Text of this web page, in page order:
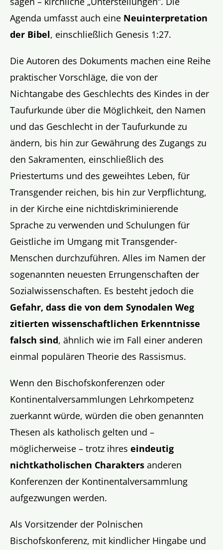
Agenda umfasst auch eine Neuinterpretation
der Bibel, einschließlich Genesis 1:27.
Die Autoren des Dokuments machen eine Reihe
praktischer Vorschläge, die von der
Nichtangabe des Geschlechts des Kindes in der
Taufurkunde über die Möglichkeit, den Namen
und das Geschlecht in der Taufurkunde zu
ändern, bis hin zur Gewährung des Zugangs zu
den Sakramenten, einschließlich des
Priestertums und des geweihtes Leben, für
Transgender reichen, bis hin zur Verpflichtung,
in der Kirche eine nichtdiskriminierende
Sprache zu verwenden und Schulungen für
Geistliche im Umgang mit Transgender-
Menschen durchzuführen. Alles im Namen der
sogenannten neuesten Errungenschaften der
Sozialwissenschaften. Es besteht jedoch die
Gefahr, dass die von dem Synodalen Weg
zitierten wissenschaftlichen Erkenntnisse
falsch sind, ähnlich wie im Fall einer anderen
einmal populären Theorie des Rassismus.
Wenn den Bischofskonferenzen oder
Kontinentalversammlungen Lehrkompetenz
zuerkannt würde, würden die oben genannten
Thesen als katholisch gelten und –
möglicherweise – trotz ihres eindeutig
nichtkatholischen Charakters anderen
Konferenzen der Kontinentalversammlung
aufgezwungen werden.
Als Vorsitzender der Polnischen
Bischofskonferenz, mit kindlicher Hingabe und